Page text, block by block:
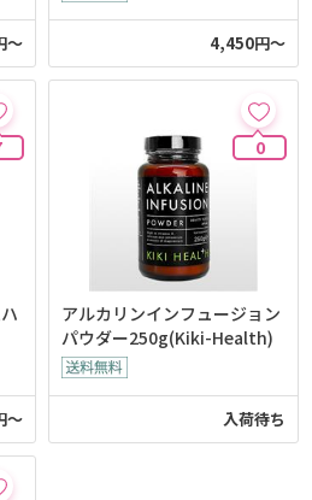
～ 4,450円～
～
0
アルカリンインフュージョン
パウダー250g(Kiki-Health)
入荷待ち